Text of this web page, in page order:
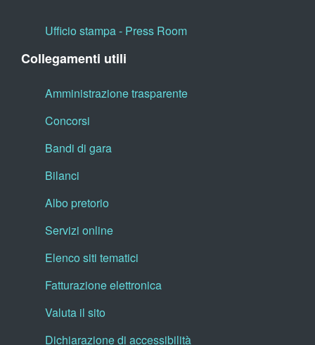
Ufficio stampa - Press Room
Collegamenti utili
Amministrazione trasparente
Concorsi
Bandi di gara
Bilanci
Albo pretorio
Servizi online
Elenco siti tematici
Fatturazione elettronica
Valuta il sito
Dichiarazione di accessibilità